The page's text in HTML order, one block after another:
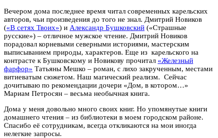
Вечером дома последнее время читал современных карельских
авторов, чьи произведения до того не знал. Дмитрий Новиков
(«В сетях Твоих») и Александр Бушковский («Страшные
русские») – отличное мужское чтение. Дмитрий Новиков
порадовал корневыми северными историями, мастерским
выписыванием природы, характеров. Еще из карельского на
контрасте к Бушковскому и Новикову прочитал «Железный
фарфор» Татьяны Мешко – роман, с лихо закрученным, местами
витиеватым сюжетом. Наш магический реализм. Сейчас
дочитываю по рекомендации дочери «Дом, в котором…»
Мариам Петросян – весьма необычная книга.
Дома у меня довольно много своих книг. Но упомянутые книги
домашнего чтения – из библиотеки в моем городском районе.
Спасибо её сотрудникам, всегда откликаются на мои иногда
нелегкие запросы.